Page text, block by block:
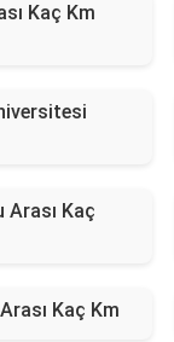
Kaç Km
Kaç
Kaç Km